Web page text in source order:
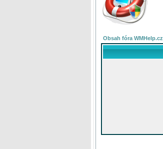
Obsah fóra WMHelp.cz